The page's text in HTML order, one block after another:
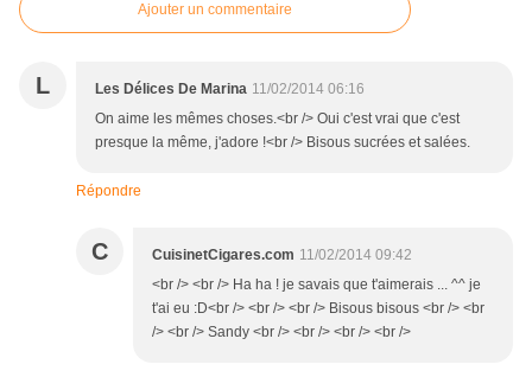
Ajouter un commentaire
L Les Délices De Marina 11/02/2014 06:16
On aime les mêmes choses.<br /> Oui c'est vrai que c'est
presque la même, j'adore !<br /> Bisous sucrées et salées.
Répondre
C CuisinetCigares.com 11/02/2014 09:42
<br /> <br /> Ha ha ! je savais que t'aimerais ... ^^ je
t'ai eu :D<br /> <br /> <br /> Bisous bisous <br /> <br
/> <br /> Sandy <br /> <br /> <br /> <br />